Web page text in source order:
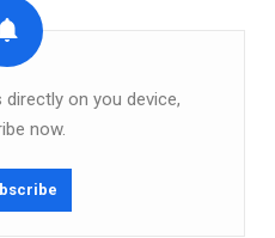
on you device,
now.